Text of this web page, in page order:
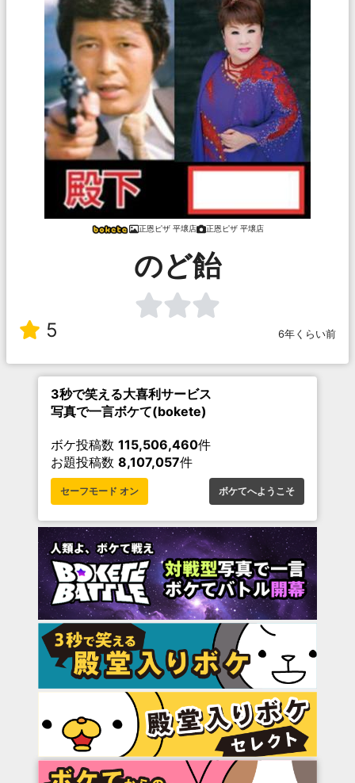
正恩ピザ 平壌店 正恩ピザ 平壌店
のど飴
5 6年くらい前
3秒で笑える大喜利サービス
写真で一言ボケて(bokete)
ボケ投稿数 115,506,460件
お題投稿数 8,107,057件
セーフモード オン ボケてへようこそ